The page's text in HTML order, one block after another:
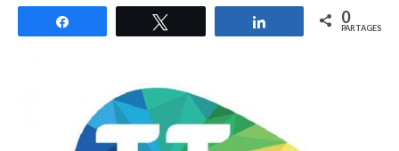
Partagez 0
PARTAGES